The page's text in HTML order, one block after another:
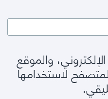
والموقع
لاستخدامها